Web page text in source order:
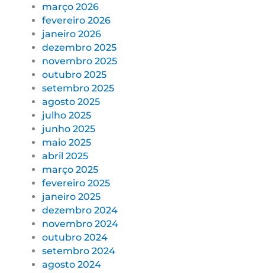
março 2026
fevereiro 2026
janeiro 2026
dezembro 2025
novembro 2025
outubro 2025
setembro 2025
agosto 2025
julho 2025
junho 2025
maio 2025
abril 2025
março 2025
fevereiro 2025
janeiro 2025
dezembro 2024
novembro 2024
outubro 2024
setembro 2024
agosto 2024